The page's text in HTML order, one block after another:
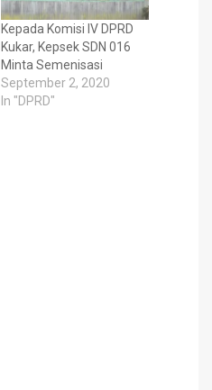
Kepada Komisi IV DPRD
Kukar, Kepsek SDN 016
Minta Semenisasi
September 2, 2020
In "DPRD"